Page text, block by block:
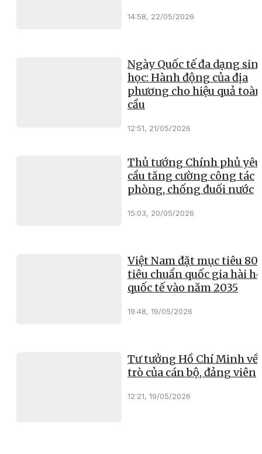
14:58, 22/05/2026
Ngày Quốc tế đa dạng
học: Hành động của địa
phương cho hiệu quả toàn
cầu
12:51, 21/05/2026
Thủ tướng Chính phủ yêu
cầu tăng cường công tác
phòng, chống đuối nước
15:03, 20/05/2026
Việt Nam đặt mục tiêu
tiêu chuẩn quốc gia hài
quốc tế vào năm 2035
19:48, 19/05/2026
Tư tưởng Hồ Chí Minh về
trò của cán bộ, đảng viên
12:21, 19/05/2026